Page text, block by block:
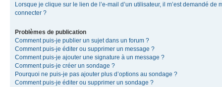
Lorsque je clique sur le lien de l’e-mail d’un utilisateur, il m’est demandé de
connecter ?
Problèmes de publication
Comment puis-je publier un sujet dans un forum ?
Comment puis-je éditer ou supprimer un message ?
Comment puis-je ajouter une signature à un message ?
Comment puis-je créer un sondage ?
Pourquoi ne puis-je pas ajouter plus d’options au sondage ?
Comment puis-je éditer ou supprimer un sondage ?